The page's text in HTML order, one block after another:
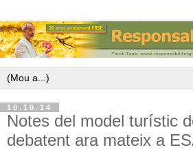
10.10.14
Notes del model turístic
debatent ara mateix a